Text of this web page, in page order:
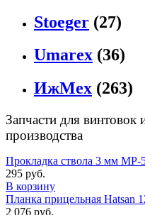
Stoeger (27)
Umarex (36)
ИжМех (263)
Запчасти для винтовок
производства
Прокладка ствола 3 мм МР-
295 руб.
В корзину
Планка прицельная Hatsan
2 076 руб.